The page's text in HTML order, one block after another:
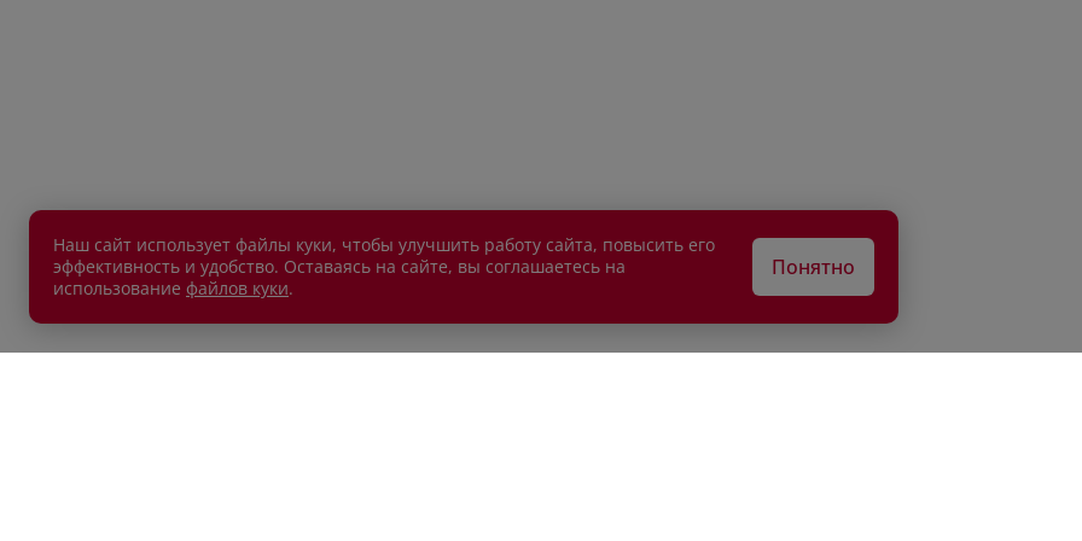
Наш сайт использует файлы куки, чтобы улучшить работу сайта, повысить его
эффективность и удобство. Оставаясь на сайте, вы соглашаетесь на
использование файлов куки.
Понятно